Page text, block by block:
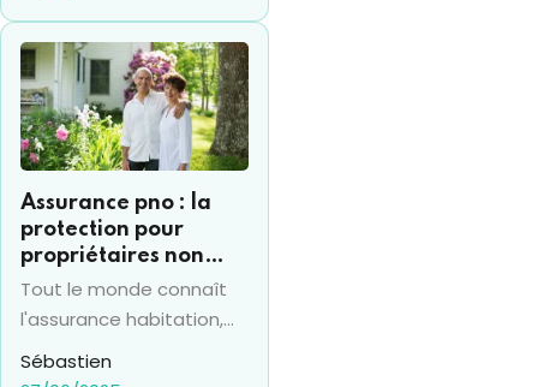
qui empruntent. Par
ailleurs, les
établissements
bancaires l'imposent
accorder un crédit. La
notion de “quotité
d'assurance” devient
plusieurs emprunteurs
Assurance pno : la
protection pour
propriétaires non
occupants
Tout le monde connaît
l'assurance habitation,
d'autant qu'elle est
obligatoire quand vous
Sébastien